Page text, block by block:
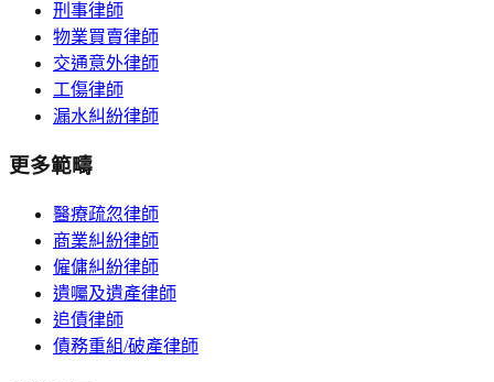
刑事律師
物業買賣律師
交通意外律師
工傷律師
漏水糾紛律師
更多範疇
醫療疏忽律師
商業糾紛律師
僱傭糾紛律師
遺囑及遺產律師
追債律師
債務重組/破產律師